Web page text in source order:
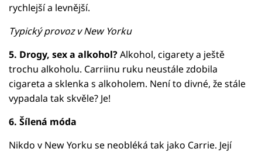
rychlejší a levnější.
Typický provoz v New Yorku
5. Drogy, sex a alkohol?Alkohol, cigarety a ještě
trochu alkoholu. Carriinu ruku neustále zdobila
cigareta a sklenka s alkoholem. Není to divné, že stále
vypadala tak skvěle? Je!
6. Šílená móda
Nikdo v New Yorku se neobléká tak jako Carrie. Její